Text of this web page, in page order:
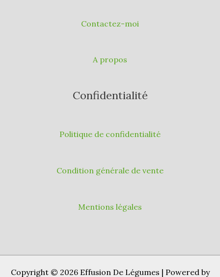
Contactez-moi
A propos
Confidentialité
Politique de confidentialité
Condition générale de vente
Mentions légales
Copyright © 2026 Effusion De Légumes | Powered by